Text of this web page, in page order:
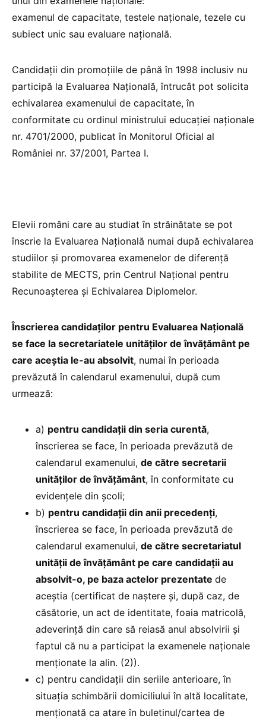
examenul de capacitate, testele naţionale, tezele cu
subiect unic sau evaluare naţională.
Candidaţii din promoţiile de până în 1998 inclusiv nu
participă la Evaluarea Națională, întrucât pot solicita
echivalarea examenului de capacitate, în
conformitate cu ordinul ministrului educaţiei naţionale
nr. 4701/2000, publicat în Monitorul Oficial al
României nr. 37/2001, Partea I.
Elevii români care au studiat în străinătate se pot
înscrie la Evaluarea Naţională numai după echivalarea
studiilor şi promovarea examenelor de diferenţă
stabilite de MECTS, prin Centrul Naţional pentru
Recunoaşterea şi Echivalarea Diplomelor.
Înscrierea candidaţilor pentru Evaluarea Naţională
se face la secretariatele unităţilor de învăţământ pe
care aceştia le-au absolvit, numai în perioada
prevăzută în calendarul examenului, după cum
urmează:
a) pentru candidaţii din seria curentă,
înscrierea se face, în perioada prevăzută de
calendarul examenului, de către secretarii
unităţilor de învăţământ, în conformitate cu
evidenţele din şcoli;
b) pentru candidaţii din anii precedenţi,
înscrierea se face, în perioada prevăzută de
calendarul examenului, de către secretariatul
unităţii de învăţământ pe care candidaţii au
absolvit-o, pe baza actelor prezentate de
aceştia (certificat de naştere şi, după caz, de
căsătorie, un act de identitate, foaia matricolă,
adeverinţă din care să reiasă anul absolvirii şi
faptul că nu a participat la examenele naţionale
menţionate la alin. (2)).
c) pentru candidaţii din seriile anterioare, în
situaţia schimbării domiciliului în altă localitate,
menţionată ca atare în buletinul/cartea de